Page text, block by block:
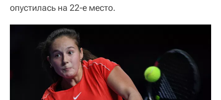
опустилась на 22-е место.